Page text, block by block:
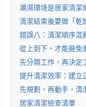
潮濕環境是居家清潔
清潔結束後要做「乾
錯誤八：清潔順序混
從上到下，才能避免
先分類工作，再決定
提升清潔效率：建立
先規劃，再動手，清
居家清潔檢查清單